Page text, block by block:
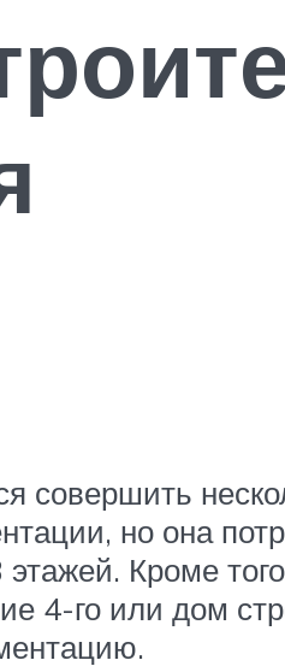
совершить
но она
Кроме
4-го или дом